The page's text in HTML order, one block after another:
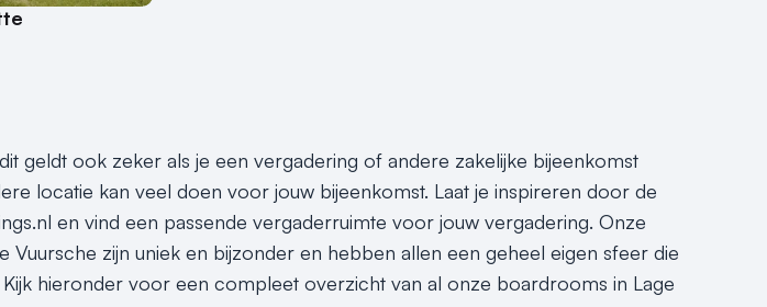
geldt ook zeker als je een vergadering of andere zakelijke bijeenkomst
locatie kan veel doen voor jouw bijeenkomst. Laat je inspireren door de
en vind een passende vergaderruimte voor jouw vergadering. Onze
zijn uniek en bijzonder en hebben allen een geheel eigen sfeer die
hieronder voor een compleet overzicht van al onze boardrooms in Lage